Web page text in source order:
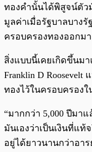
ทองคำนั้นได้พิสูจน์ตัว
มูลค่าเมื่อรัฐบาลบาง
ครอบครองทองออกมา
สิ่งแบบนี้เคยเกิดขึ้นมา
Franklin D
ทองไว้ในครอบครองใ
“มากกว่า 5,000 ปีมา
มันเองว่าเป็นเงินที่แท้
อยู่ได้ยาวนานกว่าอา